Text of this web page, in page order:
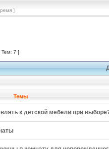
]
Тем: 7 ]
Темы
к детской мебели при